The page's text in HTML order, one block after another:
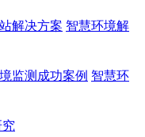
解决方案 智慧环境解
监测成功案例 智慧环